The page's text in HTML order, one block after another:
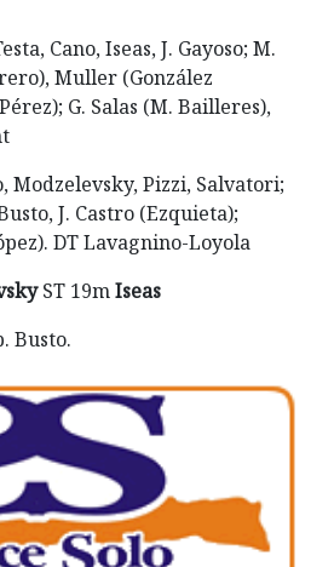
Cano, Iseas, J. Gayoso; M.
Muller (González
G. Salas (M. Bailleres),
Modzelevsky, Pizzi, Salvatori;
J. Castro (Ezquieta);
DT Lavagnino-Loyola
ST 19mIseas
Busto.